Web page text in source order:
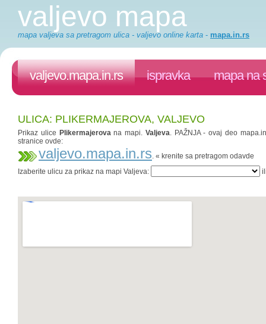
valjevo mapa
mapa valjeva sa pretragom ulica - valjevo online karta - mapa.in.rs
valjevo.mapa.in.rs ispravka mapa na
ULICA: PLIKERMAJEROVA, VALJEVO
Prikaz ulice Plikermajerovana mapi. Valjeva. PAŽNJA - ovaj deo
stranice ovde:
valjevo.mapa.in.rs. « krenite sa pretragom odavde
Izaberite ulicu za prikaz na mapi Valjeva: